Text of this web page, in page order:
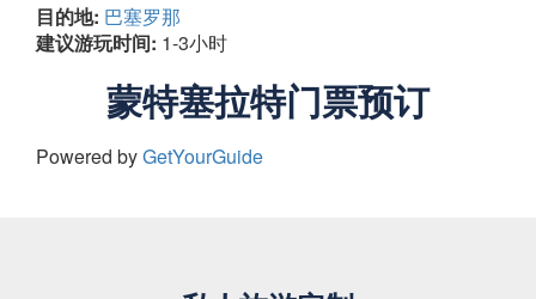
目的地: 巴塞罗那
建议游玩时间: 1-3小时
蒙特塞拉特门票预订
Powered byGetYourGuide